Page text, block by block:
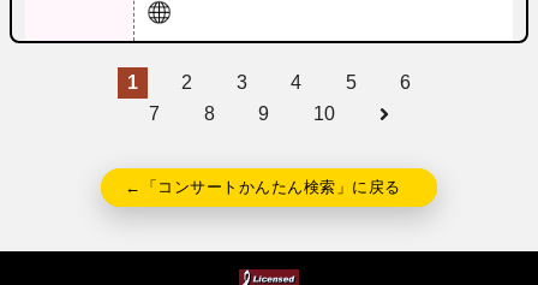
1 2 3 4 5
6
7
8 9 10
←「コンサートかんたん検索」に戻る